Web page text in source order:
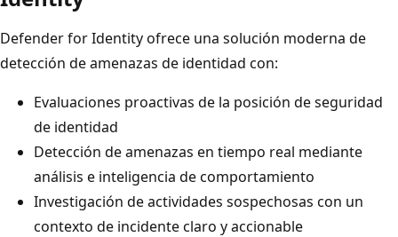
Defender for Identity ofrece una solución moderna de
detección de amenazas de identidad con:
Evaluaciones proactivas de la posición de seguridad
de identidad
Detección de amenazas en tiempo real mediante
análisis e inteligencia de comportamiento
Investigación de actividades sospechosas con un
contexto de incidente claro y accionable